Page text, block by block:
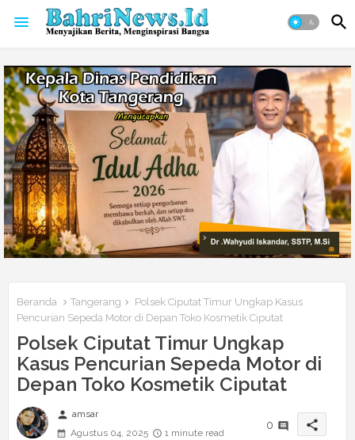
Beranda Tangerang
Polsek Ciputat Timur Ungkap Kasus
Pencurian Sepeda Motor di Depan Toko Kosmetik Ciputat
Polsek Ciputat Timur Ungkap
Kasus Pencurian Sepeda Motor di
Depan Toko Kosmetik Ciputat
person amsar
Agustus 04, 2025
1 minute read
0 share